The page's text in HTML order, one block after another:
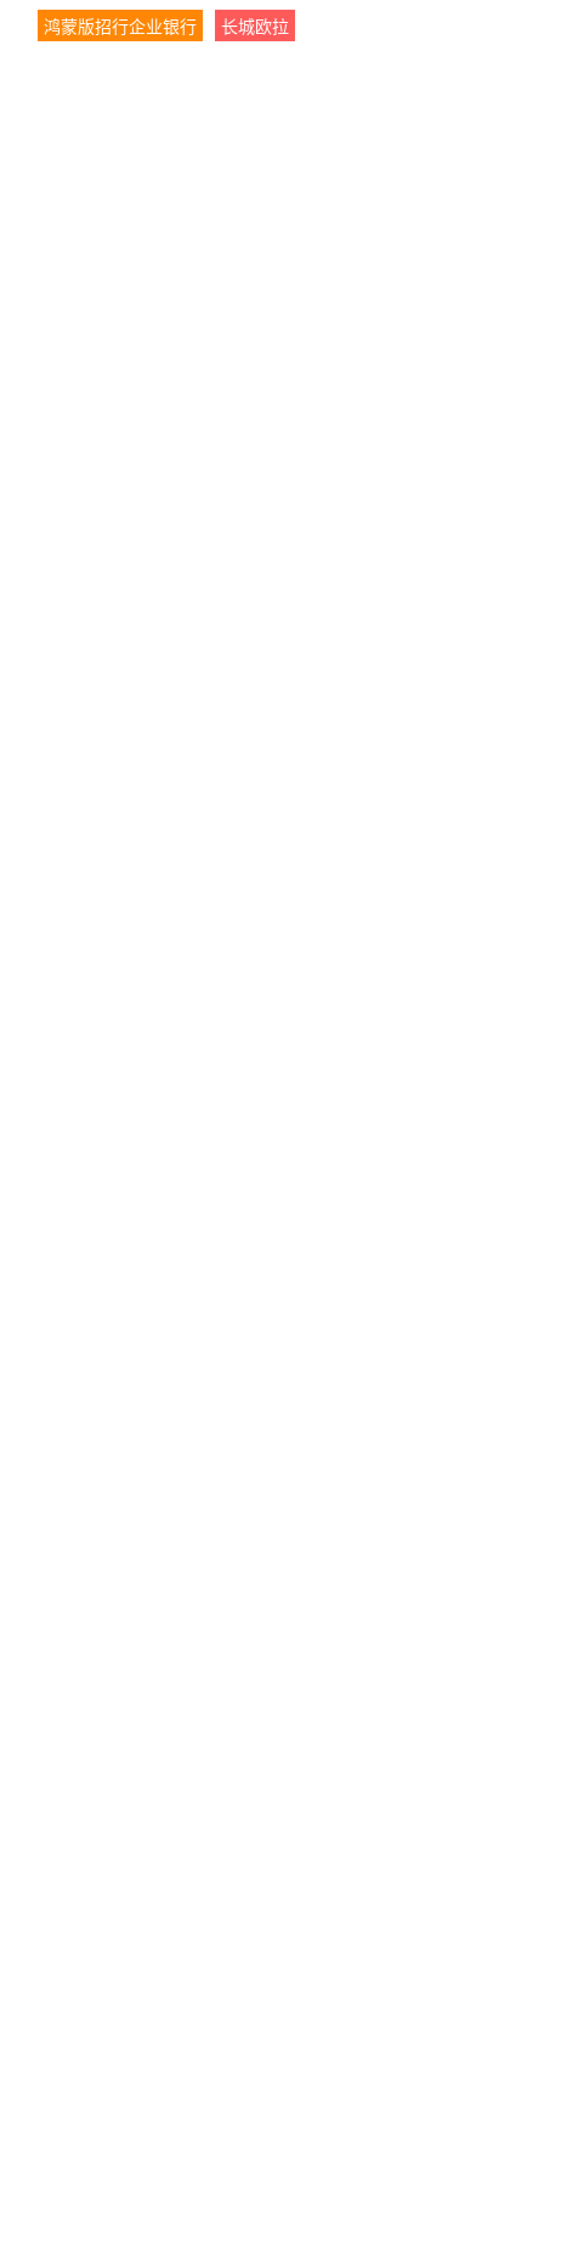
08:07:43 | 首个参与宇航标准制定的冰箱企
鸿蒙版招行企业银行
长城欧拉